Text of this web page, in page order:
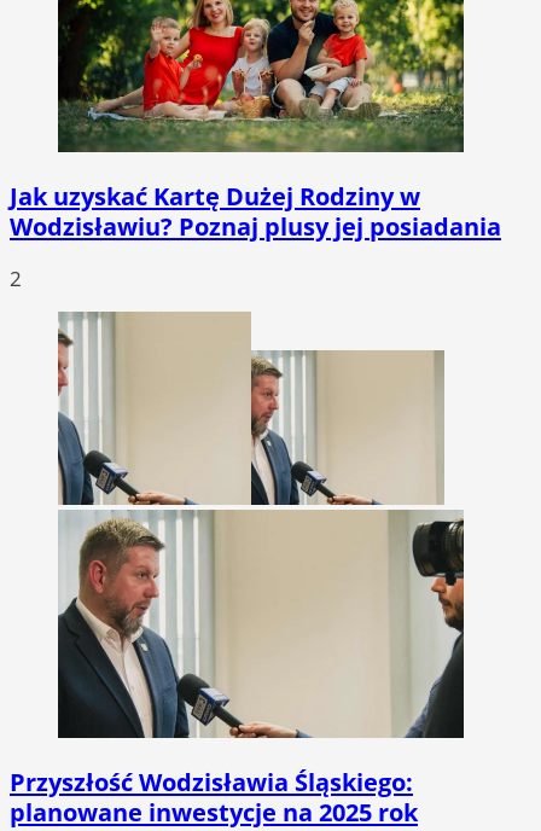
Jak uzyskać Kartę Dużej Rodziny w
Wodzisławiu? Poznaj plusy jej posiadania
2
Przyszłość Wodzisławia Śląskiego:
planowane inwestycje na 2025 rok